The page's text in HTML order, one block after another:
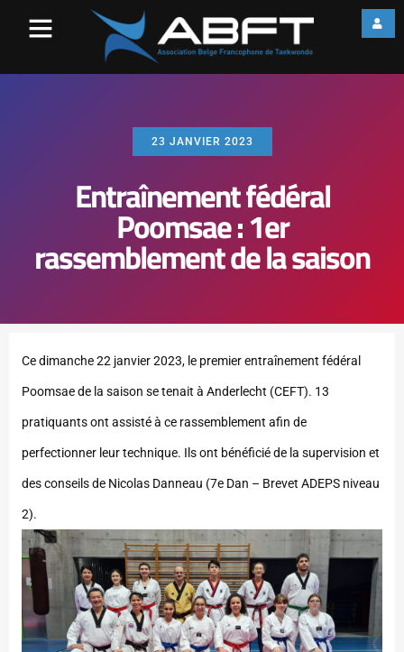
23 JANVIER 2023
Entraînement fédéral
Poomsae : 1er
rassemblement de la saison
Ce dimanche 22 janvier 2023, le premier entraînement fédéral
Poomsae de la saison se tenait à Anderlecht (CEFT). 13
pratiquants ont assisté à ce rassemblement afin de
perfectionner leur technique. Ils ont bénéficié de la supervision et
des conseils de Nicolas Danneau (7e Dan – Brevet ADEPS niveau
2).